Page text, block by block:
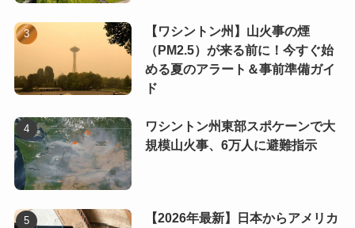
【ワシントン州】山火事の煙
（PM2.5）が来る前に！今すぐ始
める夏のアラート＆事前準備ガイ
ド
ワシントン州東部スポケーンで大
規模山火事、6万人に避難指示
【2026年最新】日本からアメリカ